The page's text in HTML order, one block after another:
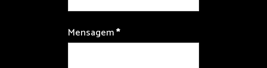
Mensagem*